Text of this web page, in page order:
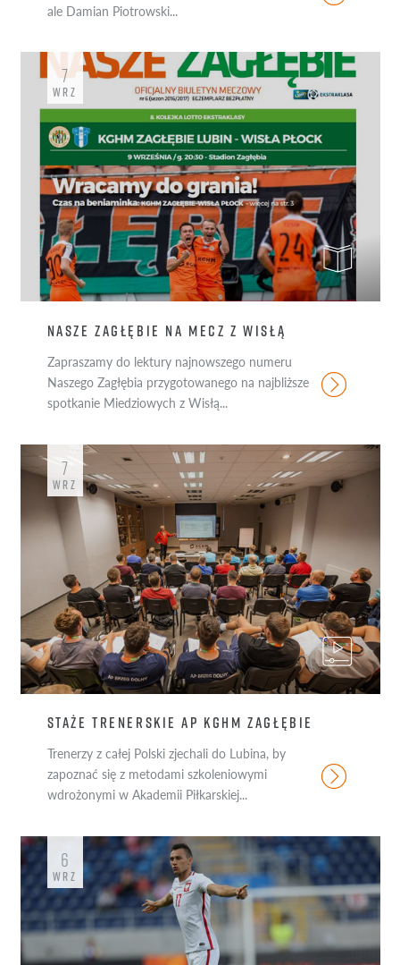
ale Damian Piotrowski...
NASZE ZAGŁĘBIE NA MECZ Z WISŁĄ
Zapraszamy do lektury najnowszego numeru
Naszego Zagłębia przygotowanego na najbliższe
spotkanie Miedziowych z Wisłą...
7
WRZ
STAŻE TRENERSKIE AP KGHM ZAGŁĘBIE
Trenerzy z całej Polski zjechali do Lubina, by
zapoznać się z metodami szkoleniowymi
wdrożonymi w Akademii Piłkarskiej...
7
WRZ
6
WRZ